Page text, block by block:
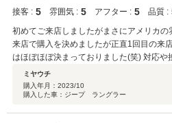
接客 : 5 雰囲気 : 5 アフター : 5 品質 :
初めてご来店しましたがまさにアメリカ
来店で購入を決めましたが正直1回目の来
はほぼほぼ決まっておりました(笑) 対応や
す！！ 有難う御座いました
ミヤウチ
購入年月： 2023/10
購入した車：ジープ ラングラー